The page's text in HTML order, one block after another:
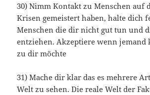
30) Nimm Kontakt zu Menschen auf
Krisen gemeistert haben, halte dich
Menschen die dir nicht gut tun und
entziehen. Akzeptiere wenn jemand
zu dir möchte
31) Mache dir klar das es mehrere
Welt zu sehen. Die reale Welt der